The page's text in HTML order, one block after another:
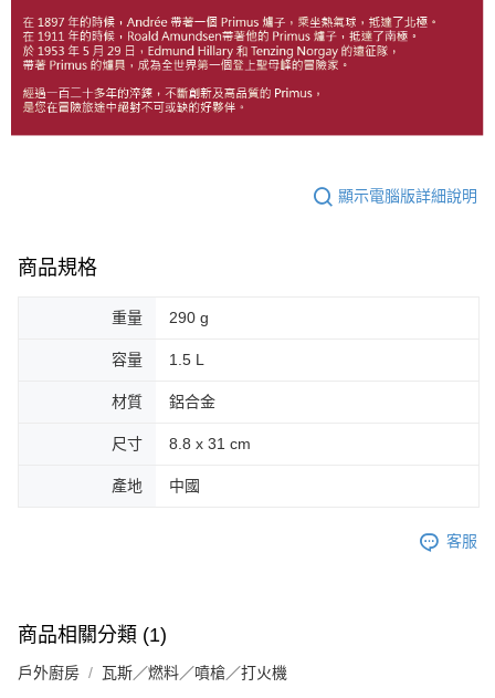
顯示電腦版詳細說明
商品規格
重量 290 g
容量 1.5 L
材質 鋁合金
尺寸 8.8 x 31 cm
產地 中國
客服
商品相關分類 (1)
戶外廚房 瓦斯／燃料／噴槍／打火機